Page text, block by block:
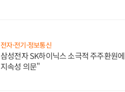
전자·전기·정보통신
삼성전자 SK하이닉스 소극적 주주환원
지속성 의문"